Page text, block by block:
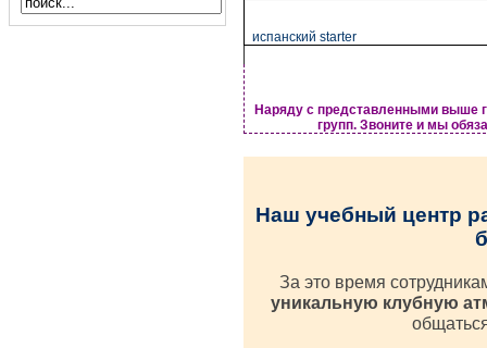
испанский starter
Наряду с представленными выше
групп. Звоните и мы
Наш учебный центр
За это время
уникальную клубную